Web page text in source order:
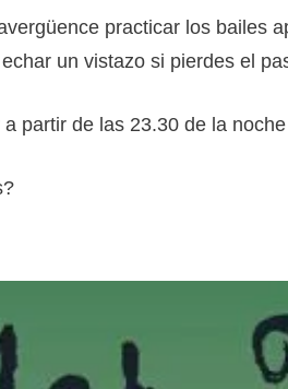
practicar los bailes
un vistazo si pierdes el
a partir de las 23.30 de la